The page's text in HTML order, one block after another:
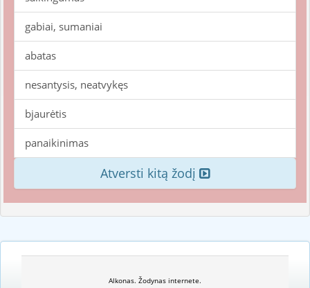
gabiai, sumaniai
abatas
nesantysis, neatvykęs
bjaurėtis
panaikinimas
Atversti kitą žodį
Alkonas. Žodynas internete.